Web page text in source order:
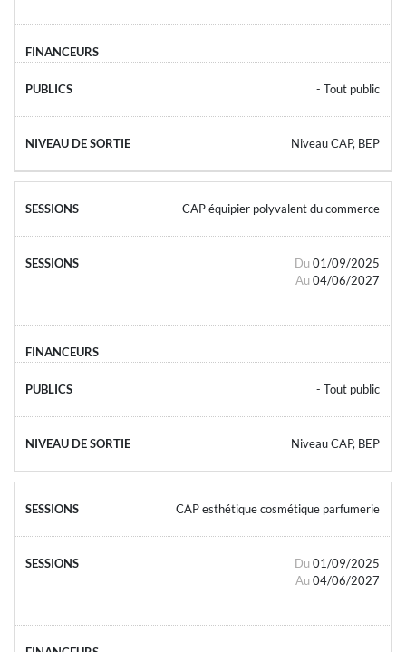
- Tout public
Niveau CAP, BEP
CAP équipier polyvalent du commerce
Du 01/09/2025
Au 04/06/2027
- Tout public
Niveau CAP, BEP
CAP esthétique cosmétique parfumerie
Du 01/09/2025
Au 04/06/2027